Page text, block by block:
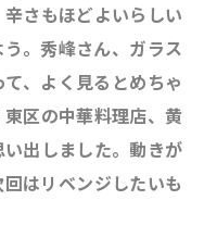
さもほどよいらしい
。秀峰さん、ガラス
、よく見るとめちゃ
区の中華料理店、 黄
出しました。 動きが
はリベンジしたいも